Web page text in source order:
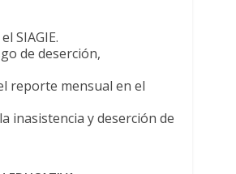
SIAGIE.
de deserción,
reporte mensual en el
inasistencia y deserción de